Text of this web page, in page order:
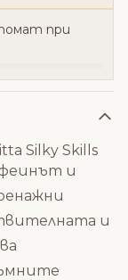
при
Silky Skills
и
и